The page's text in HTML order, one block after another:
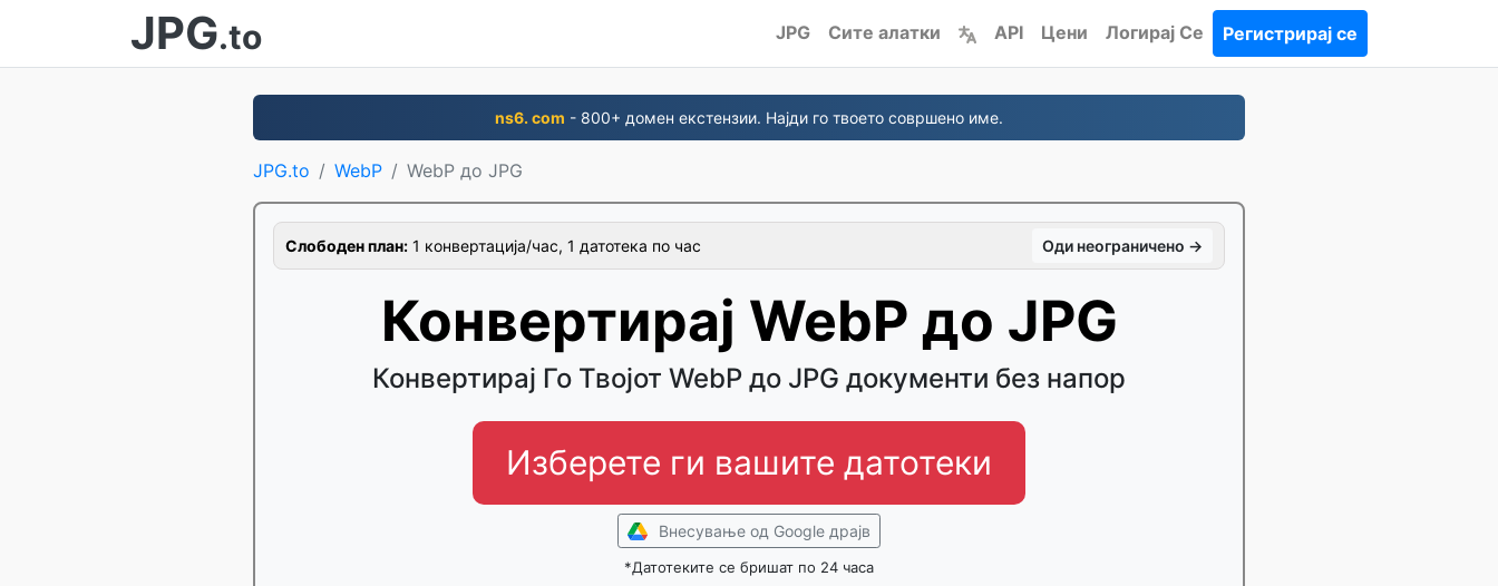
JPG.to JPG Сите алатки API Цени Логирај Се Регистрирај се
ns6. com - 800+ домен екстензии. Најди го твоето совршено име.
JPG.to WebP WebP до JPG
Слободен план: 1 конвертација/час, 1 датотека по час Оди неограничено →
Конвертирај WebP до JPG
Конвертирај Го Твојот WebP до JPG документи без напор
Изберете ги вашите датотеки
Внесување од Google драјв
*Датотеките се бришат по 24 часа